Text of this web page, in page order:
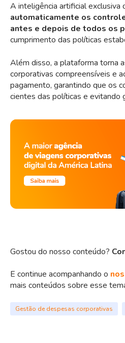
A inteligência artificial
automaticamente os
antes e depois de todos os
cumprimento das políticas
Além disso, a plataforma torna
corporativas compreensíveis e
pagamento, garantindo que os
cientes das políticas e evitando
Gostou do nosso conteúdo?
E continue acompanhando o
mais conteúdos sobre esse
Gestão de despesas corporativas